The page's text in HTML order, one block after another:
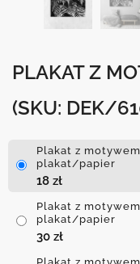
PLAKAT Z
(SKU: DEK/
Plakat z
plakat/papier
18 zł
Plakat z
plakat/papier
30 zł